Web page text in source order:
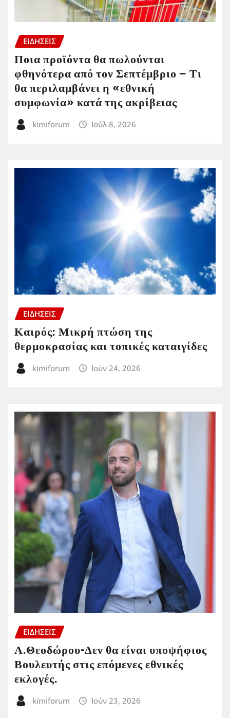
ΕΙΔΗΣΕΙΣ
Ποια προϊόντα θα πωλούνται
φθηνότερα από τον Σεπτέμβριο – Τι
θα περιλαμβάνει η «εθνική
συμφωνία» κατά της ακρίβειας
kimiforum Ιούλ 8, 2026
ΕΙΔΗΣΕΙΣ
Καιρός: Μικρή πτώση της
θερμοκρασίας και τοπικές καταιγίδες
kimiforum Ιούν 24, 2026
ΕΙΔΗΣΕΙΣ
Α.Θεοδώρου-Δεν θα είναι υποψήφιος
Βουλευτής στις επόμενες εθνικές
εκλογές.
kimiforum Ιούν 23, 2026